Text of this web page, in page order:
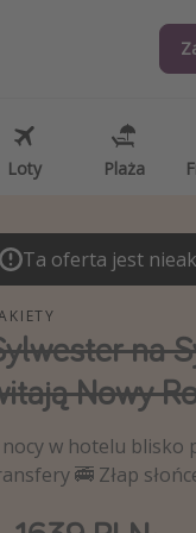
Loty Plaża
Loty Plaża
ciekawostki,
aplikacje
Ta oferta jest
na
Nowy
nocy w hotelu blisko
🚎 Złap